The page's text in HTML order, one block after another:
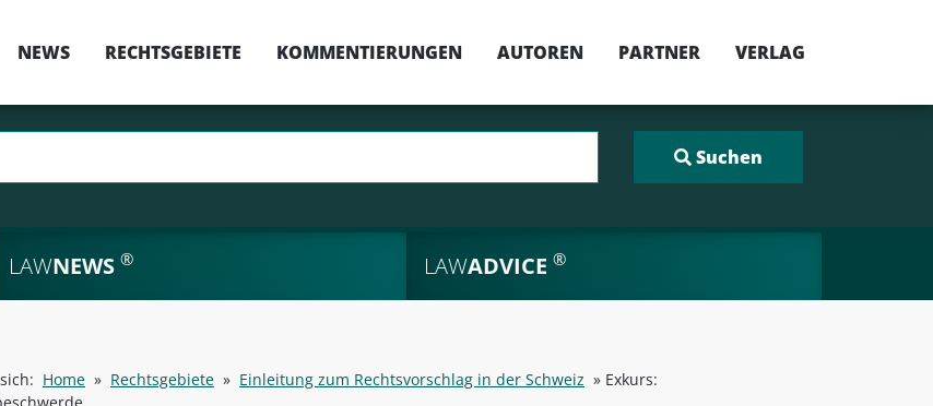
NEWS RECHTSGEBIETE KOMMENTIERUNGEN AUTOREN PARTNER VERLAG
LAWNEWS ® LAWADVICE ®
Home » Rechtsgebiete » Einleitung zum Rechtsvorschlag in der Schweiz » Exkurs: